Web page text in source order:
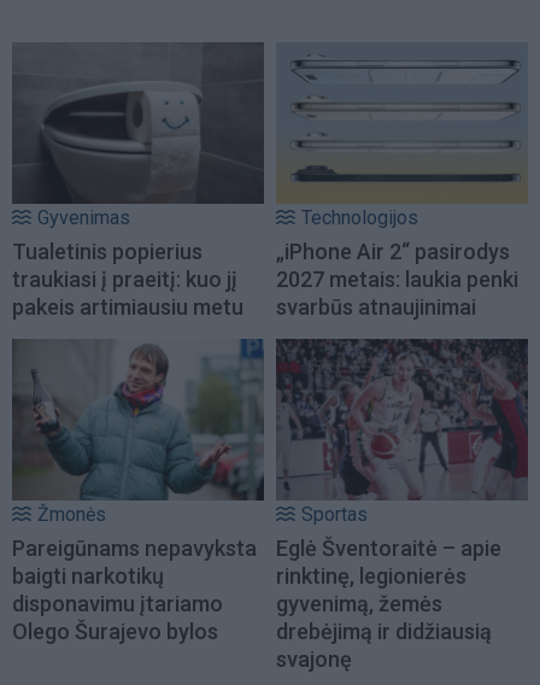
Gyvenimas
Tualetinis popierius
traukiasi į praeitį: kuo jį
pakeis artimiausiu metu
Technologijos
„iPhone Air 2“ pasirodys
2027 metais: laukia penki
svarbūs atnaujinimai
Žmonės
Pareigūnams nepavyksta
baigti narkotikų
disponavimu įtariamo
Olego Šurajevo bylos
Sportas
Eglė Šventoraitė – apie
rinktinę, legionierės
gyvenimą, žemės
drebėjimą ir didžiausią
svajonę